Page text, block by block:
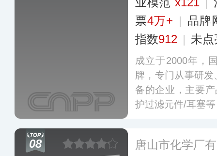
票4万+ | 品牌
指数912 | 未
成立于2000年，
牌，专门从事研
备的企业，主要
护过滤元件/耳塞
08 唐山市化学厂